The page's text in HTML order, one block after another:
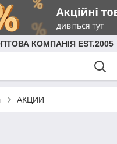
КОМПАНІЯ EST.2005
АКЦИИ